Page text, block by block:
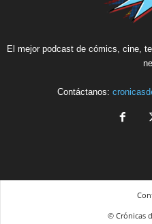
El mejor podcast de cómics, cine,
Contáctanos:
© Crónicas